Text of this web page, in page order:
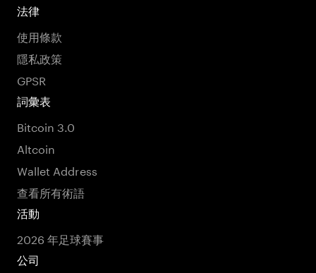
法律
使用條款
隱私政策
GPSR
詞彙表
Bitcoin 3.0
Altcoin
Wallet Address
查看所有術語
活動
2026 年足球賽事
公司